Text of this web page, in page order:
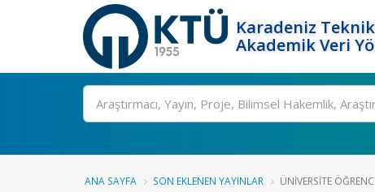
Karadeniz
Akademik Veri
Ara
ANA SAYFA SON EKLENEN YAYINLAR ÜNIVERSITE